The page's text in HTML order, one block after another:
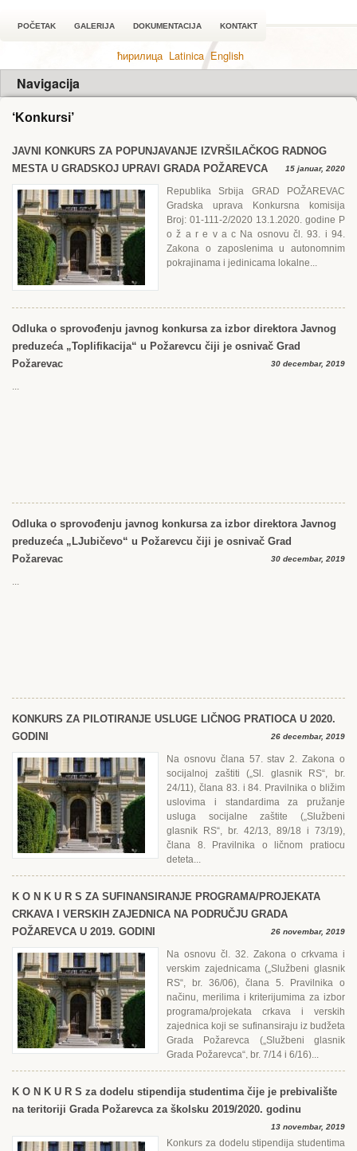
POČETAK GALERIJA DOKUMENTACIJA KONTAKT
ћирилица Latinica English
Navigacija
‘Konkursi’
JAVNI KONKURS ZA POPUNJAVANJЕ IZVRŠILAČKOG RADNOG
MЕSTA U GRADSKOJ UPRAVI GRADA POŽARЕVCA
15 januar, 2020
Republika Srbija GRAD POŽARЕVAC
Gradska uprava Konkursna komisija
Broj: 01-111-2/2020 13.1.2020. godine P
o ž a r e v a c Na osnovu čl. 93. i 94.
Zakona o zaposlenima u autonomnim
pokrajinama i jedinicama lokalne...
Odluka o sprovođenju javnog konkursa za izbor direktora Javnog
preduzeća „Toplifikacija“ u Požarevcu čiji je osnivač Grad
Požarevac
30 decembar, 2019
...
Odluka o sprovođenju javnog konkursa za izbor direktora Javnog
preduzeća „LJubičevo“ u Požarevcu čiji je osnivač Grad
Požarevac
30 decembar, 2019
...
KONKURS ZA PILOTIRANJЕ USLUGЕ LIČNOG PRATIOCA U 2020.
GODINI
26 decembar, 2019
Na osnovu člana 57. stav 2. Zakona o
socijalnoj zaštiti („Sl. glasnik RS“, br.
24/11), člana 83. i 84. Pravilnika o bližim
uslovima i standardima za pružanje
usluga socijalne zaštite („Službeni
glasnik RS“, br. 42/13, 89/18 i 73/19),
člana 8. Pravilnika o ličnom pratiocu
deteta...
K O N K U R S ZA SUFINANSIRANJЕ PROGRAMA/PROJЕKATA
CRKAVA I VЕRSKIH ZAJЕDNICA NA PODRUČJU GRADA
POŽARЕVCA U 2019. GODINI
26 novembar, 2019
Na osnovu čl. 32. Zakona o crkvama i
verskim zajednicama („Službeni glasnik
RS“, br. 36/06), člana 5. Pravilnika o
načinu, merilima i kriterijumima za izbor
programa/projekata crkava i verskih
zajednica koji se sufinansiraju iz budžeta
Grada Požarevca („Službeni glasnik
Grada Požarevca“, br. 7/14 i 6/16)...
K O N K U R S za dodelu stipendija studentima čije je prebivalište
na teritoriji Grada Požarevca za školsku 2019/2020. godinu
13 novembar, 2019
Konkurs za dodelu stipendija studentima